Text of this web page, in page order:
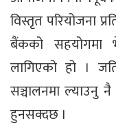
विस्तृत परियोजना
बैंकको सहयोगमा
लागिएको हो ।
सञ्चालनमा ल्याउनु
हुनसक्दछ ।